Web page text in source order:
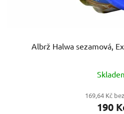
Albrž Halwa sezamová,
169,64 Kč
190